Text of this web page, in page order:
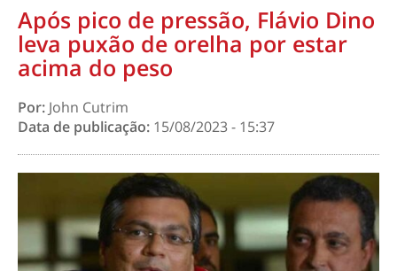
Após pico de pressão, Flávio Dino
leva puxão de orelha por estar
acima do peso
Por: John Cutrim
Data de publicação: 15/08/2023 - 15:37